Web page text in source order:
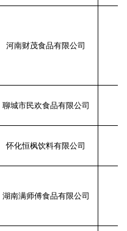
河南财茂食品有限公司
聊城市民欢食品有限公司
怀化恒枫饮料有限公司
湖南满师傅食品有限公司